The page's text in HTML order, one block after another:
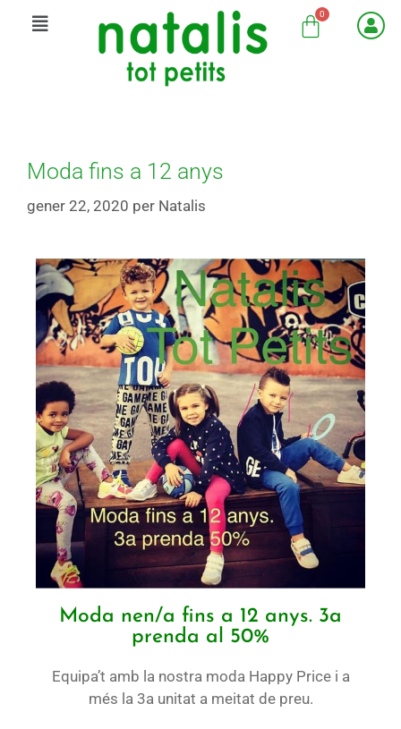
Moda fins a 12 anys
gener 22, 2020 per Natalis
Moda nen/a fins a 12 anys. 3a
prenda al 50%
Equipa’t amb la nostra moda Happy Price i a
més la 3a unitat a meitat de preu.